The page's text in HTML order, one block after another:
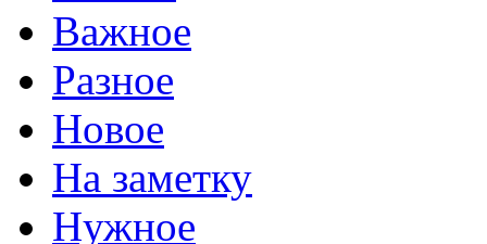
Важное
Разное
Новое
На заметку
Нужное